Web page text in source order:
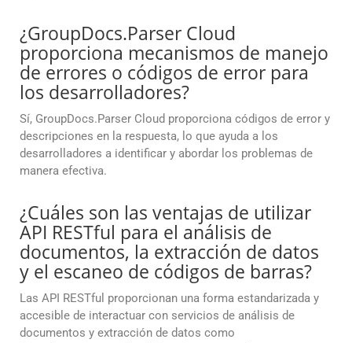
¿GroupDocs.Parser Cloud
proporciona mecanismos de manejo
de errores o códigos de error para
los desarrolladores?
Sí, GroupDocs.Parser Cloud proporciona códigos de error y
descripciones en la respuesta, lo que ayuda a los
desarrolladores a identificar y abordar los problemas de
manera efectiva.
¿Cuáles son las ventajas de utilizar
API RESTful para el análisis de
documentos, la extracción de datos
y el escaneo de códigos de barras?
Las API RESTful proporcionan una forma estandarizada y
accesible de interactuar con servicios de análisis de
documentos y extracción de datos como